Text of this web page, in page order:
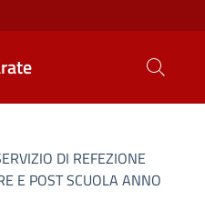
DI REFEZIONE
E POST SCUOLA ANNO